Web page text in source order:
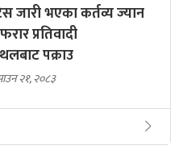
जारी भएका कर्तव्य ज्यान
प्रतिवादी
पक्राउ
२१, २०८३